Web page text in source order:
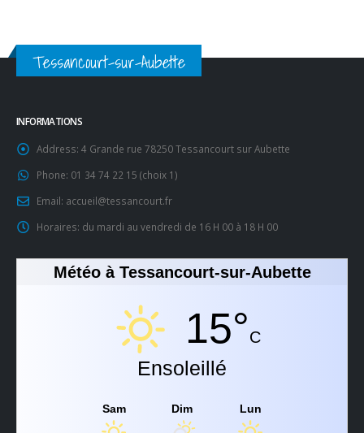
Tessancourt-sur-Aubette
INFORMATIONS
Address: 4 Grande rue 78250 Tessancourt sur Aubette
Phone: 01 34 74 22 15 (choix 1)
Email: accueil@tessancourt.fr
Horaires: du mardi au vendredi de 16 H 00 à 18 H 00
Météo à Tessancourt-sur-Aubette
15°C
Ensoleillé
Sam Dim Lun